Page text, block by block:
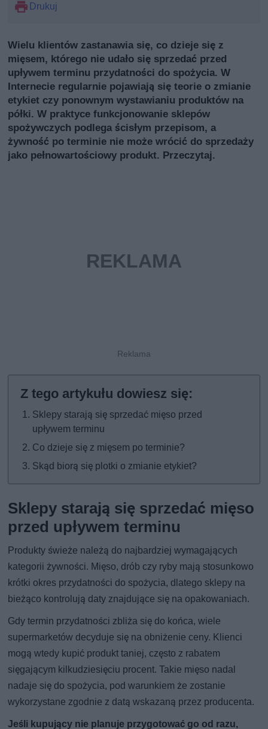
Drukuj
Wielu klientów zastanawia się, co dzieje się z
mięsem, którego nie udało się sprzedać przed
upływem terminu przydatności do spożycia. W
Internecie regularnie pojawiają się teorie o zmianie
etykiet czy ponownym wystawianiu produktów na
półki. W praktyce funkcjonowanie sklepów
spożywczych podlega ścisłym przepisom, a
żywność po terminie nie może wrócić do sprzedaży
jako pełnowartościowy produkt. Przeczytaj.
Sklepy starają się sprzedać mięso przed
upływem terminu
Co dzieje się z mięsem po terminie?
Skąd biorą się plotki o zmianie etykiet?
Sklepy starają się sprzedać mięso
przed upływem terminu
Produkty świeże należą do najbardziej wymagających
kategorii żywności. Mięso, drób czy ryby mają stosunkowo
krótki okres przydatności do spożycia, dlatego sklepy na
bieżąco kontrolują daty znajdujące się na opakowaniach.
Gdy termin przydatności zbliża się do końca, wiele
supermarketów decyduje się na obniżenie ceny. Klienci
mogą wtedy kupić produkt taniej, często z rabatem
sięgającym kilkudziesięciu procent. Takie mięso nadal
nadaje się do spożycia, pod warunkiem że zostanie
wykorzystane zgodnie z datą wskazaną przez producenta.
Jeśli kupujący nie planuje przygotować go od razu,